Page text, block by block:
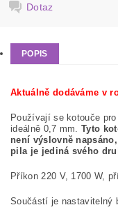
Dotaz
POPIS
Aktuálně dodáváme v
Používají se kotouče
ideálně 0,7 mm.Tyto
není výslovně
pila je jediná svého
Příkon 220 V, 1700 W,
Součástí je nastavitelný